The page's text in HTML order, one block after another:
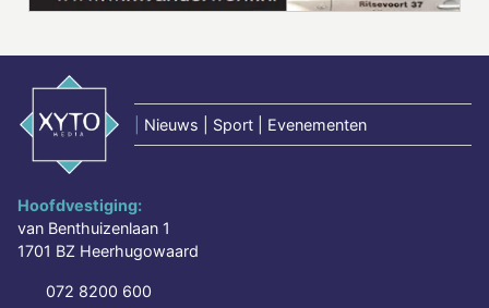
Nieuws | Sport | Evenementen
Hoofdvestiging:
van Benthuizenlaan 1
1701 BZ Heerhugowaard
072 8200 600